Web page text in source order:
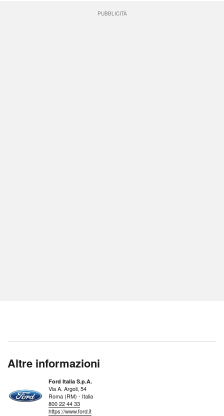
PUBBLICITÀ
Altre informazioni
Ford Italia S.p.A.
Via A. Argoli, 54
Roma (RM) - Italia
800 22 44 33
https://www.ford.it